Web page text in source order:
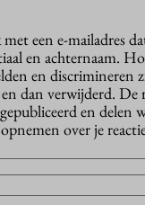
een e-mailadres
en achternaam.
en discrimineren
dan verwijderd. De
en delen
over je